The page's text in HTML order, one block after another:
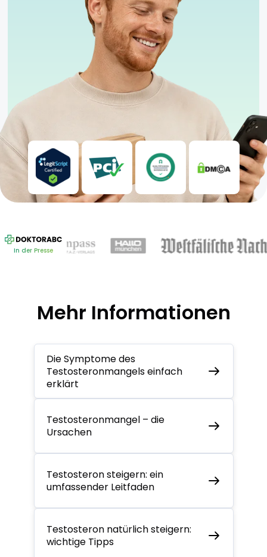
In der Presse
Mehr Informationen
Die Symptome des
Testosteronmangels einfach
erklärt
Testosteronmangel – die
Ursachen
Testosteron steigern: ein
umfassender Leitfaden
Testosteron natürlich steigern:
wichtige Tipps